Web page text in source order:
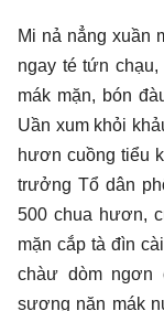
Mi nả nẳng xuần
ngay té tứn
mák mặn, bón
Uần xum khỏi
hươn cuồng tiểu
trưởng Tổ dân
500 chua hươn,
mặn cắp tà đìn
chàư dòm ngơn
sương nặn mák